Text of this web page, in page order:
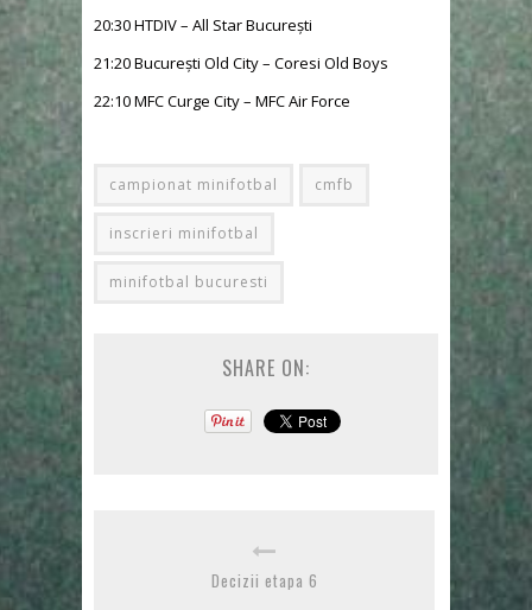
20:30 HTDIV – All Star București
21:20 București Old City – Coresi Old Boys
22:10 MFC Curge City – MFC Air Force
campionat minifotbal cmfb
inscrieri minifotbal
minifotbal bucuresti
SHARE ON:
Decizii etapa 6